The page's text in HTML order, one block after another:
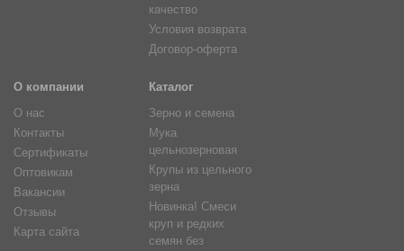
качество
Условия возврата
Договор-оферта
О компании
О нас
Контакты
Сертификаты
Оптовикам
Вакансии
Отзывы
Карта сайта
Каталог
Зерно и семена
Мука
цельнозерновая
Крупы из цельного
зерна
Новинка! Смеси
круп и редких
семян без